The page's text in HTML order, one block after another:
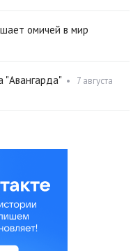
омичей в мир
"Авангарда" •
7 августа